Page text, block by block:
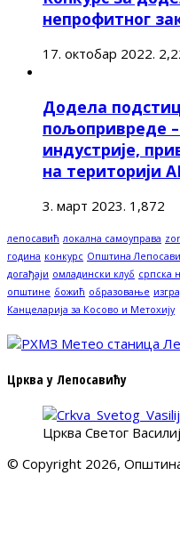
непрофитног
17. октобар 2022.
Додела
пољопривреде
индустрије,
на територији
3. март 2023. 1,872
лепосавић локална самоуправа
година конкурс Општина
догађаји омладински клуб српска
општине божић образовање
Канцеларија за Косово и Метохију
Црква у Лепосавићу
Црква Светог
© Copyright 2026,